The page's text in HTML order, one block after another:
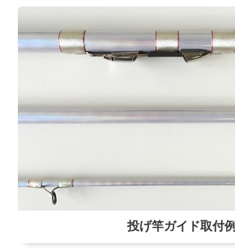
投げ竿ガイド取付例